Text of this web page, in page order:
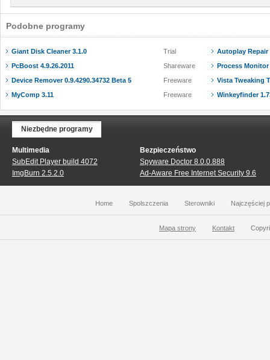
Podobne programy
Giant Disk Cleaner 3.1.0
Trial
PcBoost 4.9.26.2011
Shareware
Device Remover 0.9.4290.34732 Beta 5
Freeware
MyComp 3.11
Freeware
Autoplay Repair
Process Monitor
Vista Tweaking
Winkeyfinder
Niezbędne programy
Multimedia
SubEdit Player build 4072
ImgBurn 2.5.2.0
Bezpieczeństwo
Spyware Doctor 8.0.0.888
Ad-Aware Free Internet Security 9.6
Home Spolszczenia Sterowniki Najczęściej
Mapa strony Kontakt